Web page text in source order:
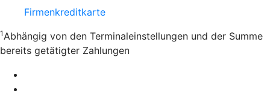
Firmenkreditkarte
1 Abhängig von den Terminaleinstellungen und der Summe
bereits getätigter Zahlungen